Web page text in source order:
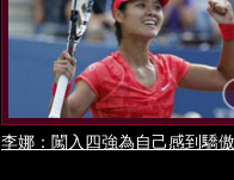
李娜：闖入四強為自己感到驕傲